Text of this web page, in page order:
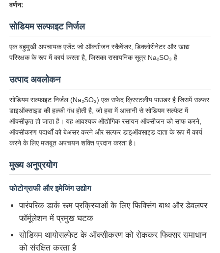
वर्णन:
सोडियम सल्फाइट निर्जल
एक बहुमुखी अपचायक एजेंट जो ऑक्सीजन स्कैवेंजर, डिक्लोरीनेटर और खाद्य
परिरक्षक के रूप में कार्य करता है, जिसका रासायनिक सूत्र Na₂SO₃ है
उत्पाद अवलोकन
सोडियम सल्फाइट निर्जल (Na₂SO₃) एक सफेद क्रिस्टलीय पाउडर है जिसमें सल्फर
डाइऑक्साइड की हल्की गंध होती है, जो हवा में आसानी से सोडियम सल्फेट में
ऑक्सीकृत हो जाता है। यह आवश्यक औद्योगिक रसायन ऑक्सीजन को साफ करने,
ऑक्सीकरण पदार्थों को बेअसर करने और सल्फर डाइऑक्साइड दाता के रूप में कार्य
करने के लिए मजबूत अपचयन शक्ति प्रदान करता है।
मुख्य अनुप्रयोग
फोटोग्राफी और इमेजिंग उद्योग
पारंपरिक डार्क रूम प्रक्रियाओं के लिए फिक्सिंग बाथ और डेवलपर
फॉर्मूलेशन में प्रमुख घटक
सोडियम थायोसल्फेट के ऑक्सीकरण को रोककर फिक्सर समाधान
को संरक्षित करता है